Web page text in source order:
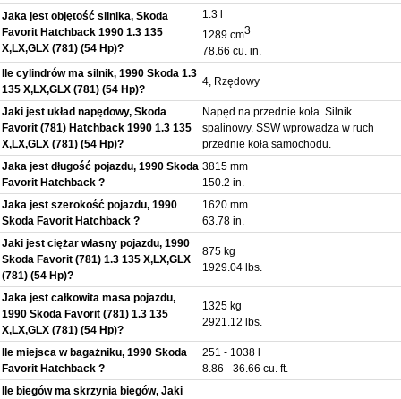
Jaka jest objętość silnika, Skoda
Favorit Hatchback 1990 1.3 135
X,LX,GLX (781) (54 Hp)?
1.3 l
1289 cm3
78.66 cu. in.
Ile cylindrów ma silnik, 1990 Skoda 1.3
135 X,LX,GLX (781) (54 Hp)?
4, Rzędowy
Jaki jest układ napędowy, Skoda
Favorit (781) Hatchback 1990 1.3 135
X,LX,GLX (781) (54 Hp)?
Napęd na przednie koła. Silnik
spalinowy. SSW wprowadza w ruch
przednie koła samochodu.
Jaka jest długość pojazdu, 1990 Skoda
Favorit Hatchback ?
3815 mm
150.2 in.
Jaka jest szerokość pojazdu, 1990
Skoda Favorit Hatchback ?
1620 mm
63.78 in.
Jaki jest ciężar własny pojazdu, 1990
Skoda Favorit (781) 1.3 135 X,LX,GLX
(781) (54 Hp)?
875 kg
1929.04 lbs.
Jaka jest całkowita masa pojazdu,
1990 Skoda Favorit (781) 1.3 135
X,LX,GLX (781) (54 Hp)?
1325 kg
2921.12 lbs.
Ile miejsca w bagażniku, 1990 Skoda
Favorit Hatchback ?
251 - 1038 l
8.86 - 36.66 cu. ft.
Ile biegów ma skrzynia biegów, Jaki